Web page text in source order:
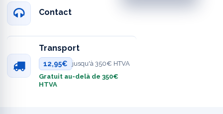
Contact
Transport
12,95€
jusqu'à 350€ HTVA
Gratuit au-delà de 350€
HTVA